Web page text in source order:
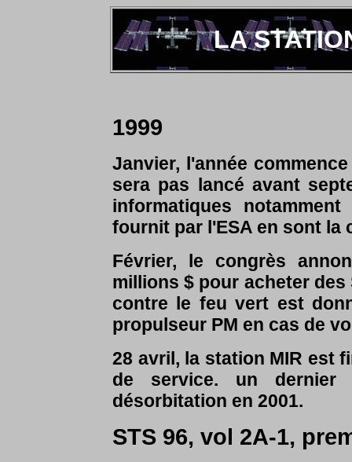
LA
1999
Janvier, l'année
sera pas lancé avant
informatiques
fournit par l'ESA en sont la
Février, le congrès
millions $ pour acheter
contre le feu vert est
propulseur PM en cas de
28 avril, la station MIR est
de service. un dernier
désorbitation en 2001.
STS 96, vol 2A-1,